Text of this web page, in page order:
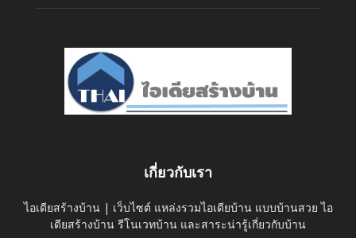
เกี่ยวกับเรา
ไอเดียสร้างบ้าน | เว็บไซต์ แหล่งรวมไอเดียบ้าน แบบบ้านสวย ไอ
เดียสร้างบ้าน รีโนเวทบ้าน และสาระน่ารู้เกี่ยวกับบ้าน